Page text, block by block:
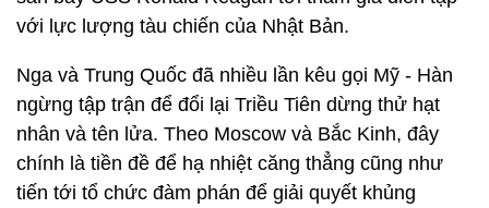
với lực lượng tàu chiến của Nhật Bản.
Nga và Trung Quốc đã nhiều lần kêu gọi Mỹ - Hàn
ngừng tập trận để đổi lại Triều Tiên dừng thử hạt
nhân và tên lửa. Theo Moscow và Bắc Kinh, đây
chính là tiền đề để hạ nhiệt căng thẳng cũng như
tiến tới tổ chức đàm phán để giải quyết khủng